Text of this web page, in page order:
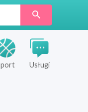
Usługi